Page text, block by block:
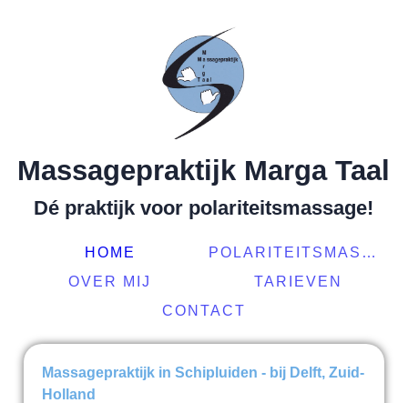
Massagepraktijk Marga Taal
Dé praktijk voor polariteitsmassage!
HOME
POLARITEITSMASSAGE
OVER MIJ
TARIEVEN
CONTACT
Massagepraktijk in Schipluiden - bij Delft, Zuid-
Holland